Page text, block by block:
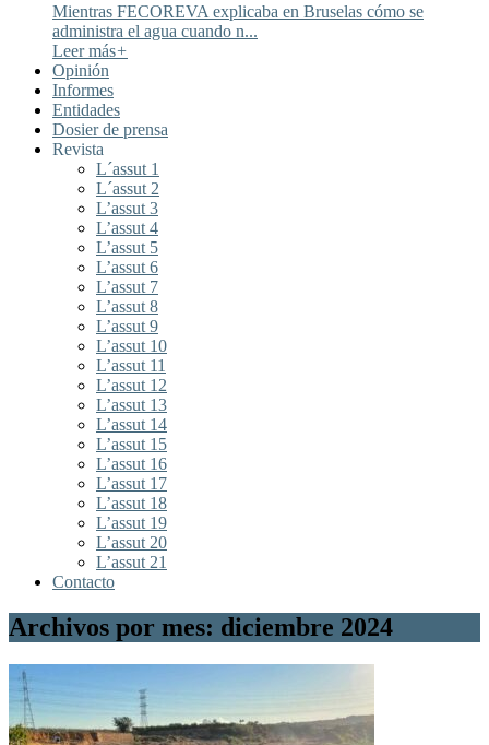
Mientras FECOREVA explicaba en Bruselas cómo se
administra el agua cuando n...
Leer más+
Opinión
Informes
Entidades
Dosier de prensa
Revista
L´assut 1
L´assut 2
L’assut 3
L’assut 4
L’assut 5
L’assut 6
L’assut 7
L’assut 8
L’assut 9
L’assut 10
L’assut 11
L’assut 12
L’assut 13
L’assut 14
L’assut 15
L’assut 16
L’assut 17
L’assut 18
L’assut 19
L’assut 20
L’assut 21
Contacto
Archivos por mes: diciembre 2024